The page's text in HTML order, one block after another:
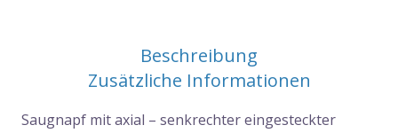
Beschreibung
Zusätzliche Informationen
Saugnapf mit axial – senkrechter eingesteckter